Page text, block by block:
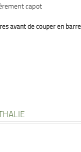
capot
avant de couper en